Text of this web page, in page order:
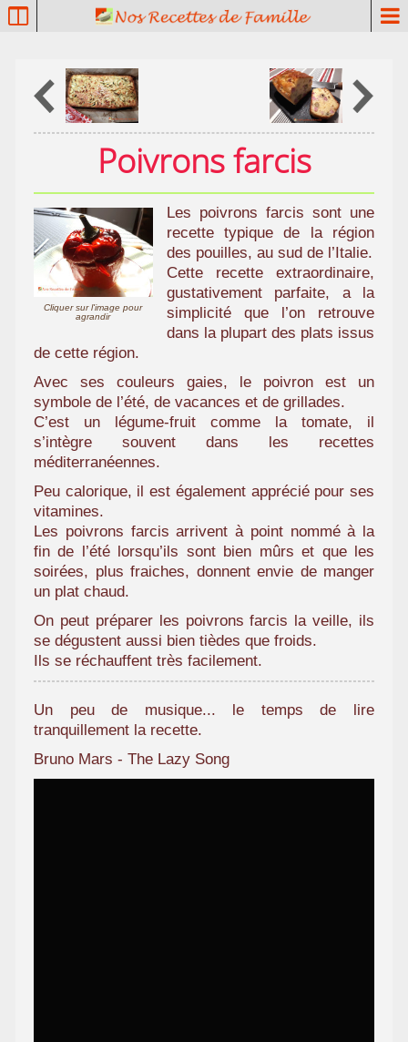
P
Poivrons farcis
Cliquer sur l'image pour
agrandir
Les poivrons farcis sont une
recette typique de la région
des pouilles, au sud de l’Italie.
Cette recette extraordinaire,
gustativement parfaite, a la
simplicité que l’on retrouve
dans la plupart des plats issus
de cette région.
Avec ses couleurs gaies, le poivron est un
symbole de l’été, de vacances et de grillades.
C’est un légume-fruit comme la tomate, il
s’intègre souvent dans les recettes
méditerranéennes.
Peu calorique, il est également apprécié pour ses
vitamines.
Les poivrons farcis arrivent à point nommé à la
fin de l’été lorsqu’ils sont bien mûrs et que les
soirées, plus fraiches, donnent envie de manger
un plat chaud.
On peut préparer les poivrons farcis la veille, ils
se dégustent aussi bien tièdes que froids.
Ils se réchauffent très facilement.
Un peu de musique... le temps de lire
tranquillement la recette.
Bruno Mars - The Lazy Song